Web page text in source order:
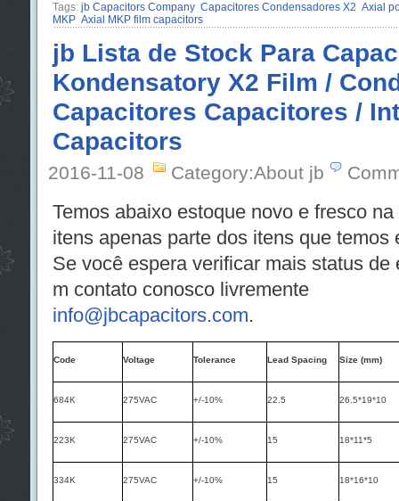
Tags: jb Capacitors Company Capacitores Condensadores X2 Axial
MKP Axial MKP film capacitors
jb Lista de Stock Para
Kondensatory X2 Film /
Capacitores Capacitores /
Capacitors
2016-11-08 Category:About jb
Temos abaixo estoque novo e fresco
itens apenas parte dos itens que temos
Se você espera verificar mais status de
m contato conosco livremente
info@jbcapacitors.com.
Code Voltage Tolerance Lead Spacing Size (mm)
684K 275VAC +/-10% 22.5 26.5*19*10
223K 275VAC +/-10% 15 18*11*5
334K 275VAC +/-10% 15 18*16*10